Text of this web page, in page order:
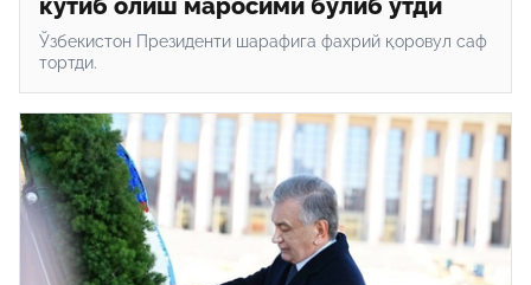
кутиб олиш маросими бўлиб ўтди
Ўзбекистон Президенти шарафига фахрий қоровул саф
тортди.